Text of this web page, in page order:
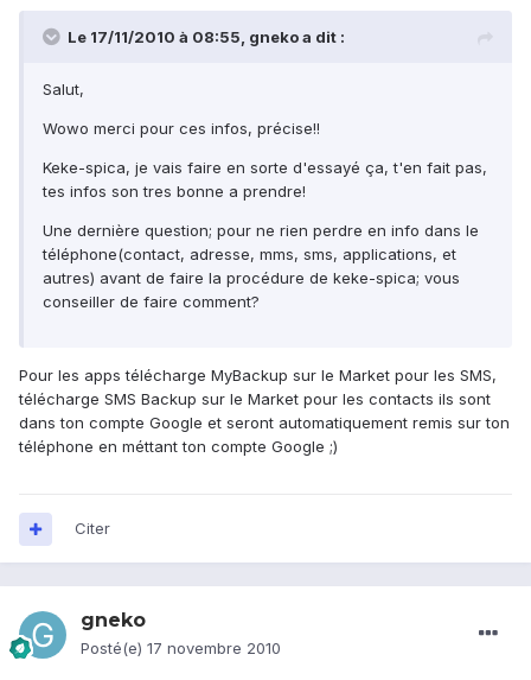
Le 17/11/2010 à 08:55, gneko a dit :
Salut,
Wowo merci pour ces infos, précise!!
Keke-spica, je vais faire en sorte d'essayé ça, t'en fait pas,
tes infos son tres bonne a prendre!
Une dernière question; pour ne rien perdre en info dans le
téléphone(contact, adresse, mms, sms, applications, et
autres) avant de faire la procédure de keke-spica; vous
conseiller de faire comment?
Pour les apps télécharge MyBackup sur le Market pour les SMS,
télécharge SMS Backup sur le Market pour les contacts ils sont
dans ton compte Google et seront automatiquement remis sur ton
téléphone en méttant ton compte Google ;)
Citer
gneko
Posté(e) 17 novembre 2010